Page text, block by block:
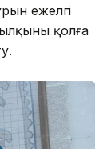
ежелгі
қолға